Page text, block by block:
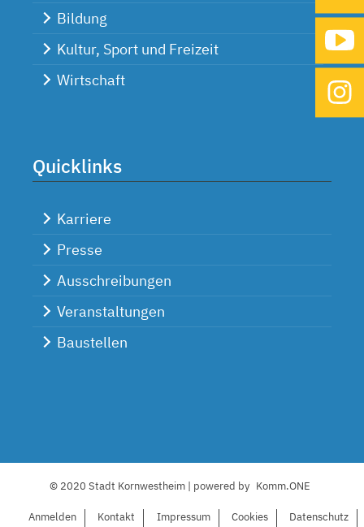
Bildung
Kultur, Sport und Freizeit
Wirtschaft
Quicklinks
Karriere
Presse
Ausschreibungen
Veranstaltungen
Baustellen
© 2020 Stadt Kornwestheim | powered by Komm.ONE
Anmelden Kontakt Impressum Cookies Datenschutz